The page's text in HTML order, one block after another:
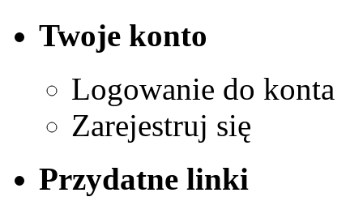
Twoje konto
Logowanie do konta
Zarejestruj się
Przydatne linki